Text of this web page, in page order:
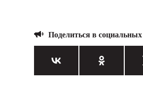
Поделиться в социальных